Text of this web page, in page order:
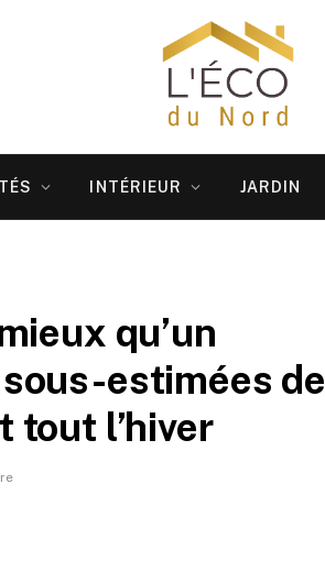
INTÉRIEUR JARDIN
qu’un
estimées de
tout l’hiver